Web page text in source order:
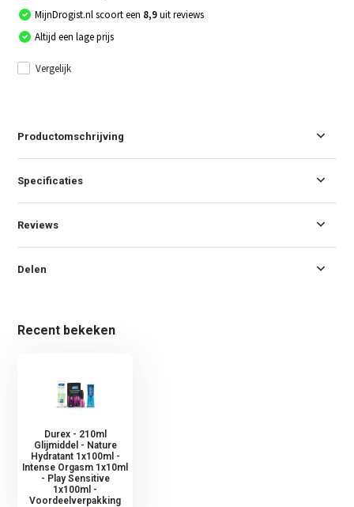
MijnDrogist.nl scoort een 8,9uit reviews
Altijd een lage prijs
Vergelijk
Productomschrijving
Specificaties
Reviews
Delen
Recent bekeken
Durex - 210ml
Glijmiddel - Nature
Hydratant 1x100ml -
Intense Orgasm 1x10ml
- Play Sensitive
1x100ml -
Voordeelverpakking